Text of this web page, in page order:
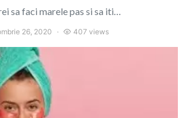
sa faci marele pas si sa iti…
26, 2020 407 views